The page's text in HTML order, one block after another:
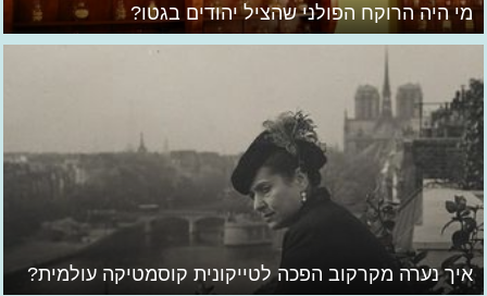
מי היה הרוקח הפולני שהציל יהודים בגטו?
איך נערה מקרקוב הפכה לטייקונית קוסמטיקה עולמית?